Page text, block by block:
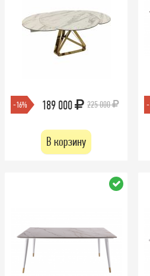
-16% 189 000 225 000
В корзину
-